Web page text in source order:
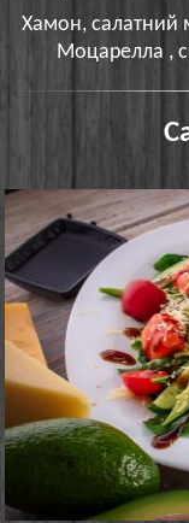
Хамон, салатний
Моцарелла ,